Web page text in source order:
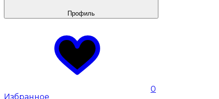
Профиль
0
Избранное